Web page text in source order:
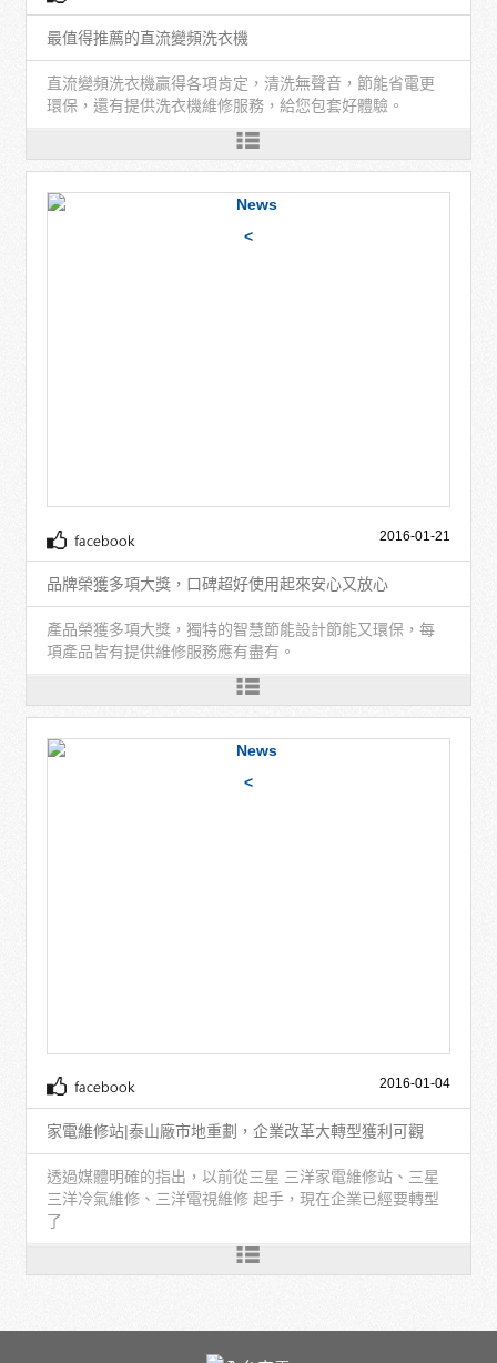
最值得推薦的直流變頻洗衣機
直流變頻洗衣機贏得各項肯定，清洗無聲音，節能省電更
環保，還有提供洗衣機維修服務，給您包套好體驗。
<
2016-01-21
品牌榮獲多項大獎，口碑超好使用起來安心又放心
產品榮獲多項大獎，獨特的智慧節能設計節能又環保，每
項產品皆有提供維修服務應有盡有。
<
2016-01-04
家電維修站|泰山廠市地重劃，企業改革大轉型獲利可觀
透過媒體明確的指出，以前從三星 三洋家電維修站、三星
三洋冷氣維修、三洋電視維修 起手，現在企業已經要轉型
了